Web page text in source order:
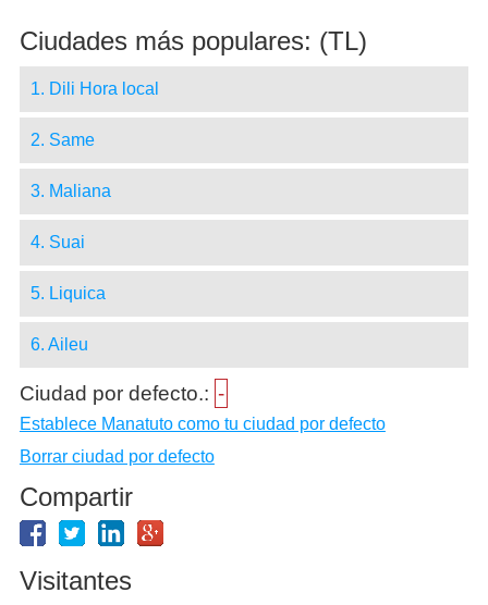
Ciudades más populares: (TL)
1. Dili Hora local
2. Same
3. Maliana
4. Suai
5. Liquica
6. Aileu
Ciudad por defecto.: -
Establece Manatuto como tu ciudad por defecto
Borrar ciudad por defecto
Compartir
Visitantes